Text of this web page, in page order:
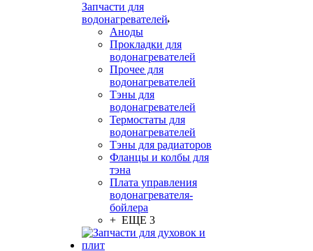
Запчасти для
водонагревателей
Аноды
Прокладки для
водонагревателей
Прочее для
водонагревателей
Тэны для
водонагревателей
Термостаты для
водонагревателей
Тэны для радиаторов
Фланцы и колбы для
тэна
Плата управления
водонагревателя-
бойлера
+ ЕЩЕ 3